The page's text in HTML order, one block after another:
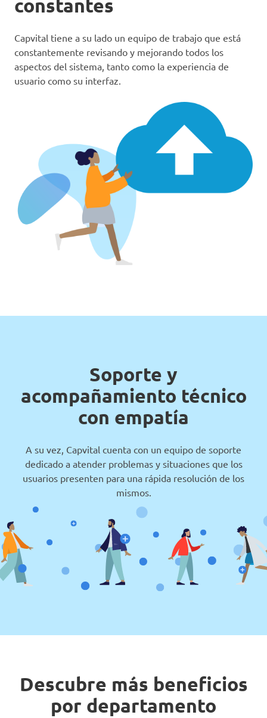
constantes
Capvital tiene a su lado un equipo de trabajo que está
constantemente revisando y mejorando todos los
aspectos del sistema, tanto como la experiencia de
usuario como su interfaz.
Soporte y
acompañamiento técnico
con empatía
A su vez, Capvital cuenta con un equipo de soporte
dedicado a atender problemas y situaciones que los
usuarios presenten para una rápida resolución de los
mismos.
Descubre más beneficios
por departamento